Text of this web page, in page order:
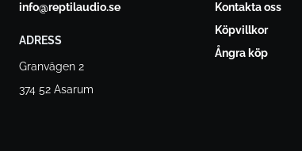
info@reptilaudio.se
ADRESS
Granvägen 2
374 52 Asarum
Kontakta oss
Köpvillkor
Ångra köp